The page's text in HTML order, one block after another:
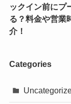
ックイン前にプ
る？料金や営業
介！
Categories